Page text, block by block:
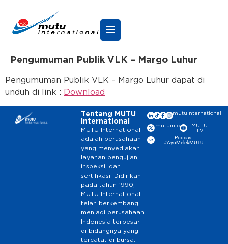
Pengumuman Publik VLK – Margo Luhur
Pengumuman Publik VLK – Margo Luhur dapat di
unduh di link : Download
Tentang MUTU
International
MUTU International
adalah perusahaan
yang menyediakan
layanan pengujian,
inspeksi, dan
sertifikasi. Didirikan
pada tahun 1990,
MUTU International
telah berkembang
menjadi perusahaan
Indonesia terbesar
di bidangnya yang
tercatat di bursa.
mutuinternational
mutuinfo
MUTU
TV
Podcast
#AyoMelekMUTU